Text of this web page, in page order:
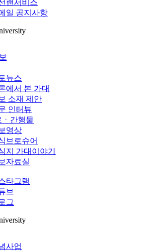
랜서비스
일 공지사항
뉴스
에서 본 가대
소재 제안
인터뷰
ㆍ간행물
영상
브로슈어
지 가대이야기
자료실
타그램
브
그
사업